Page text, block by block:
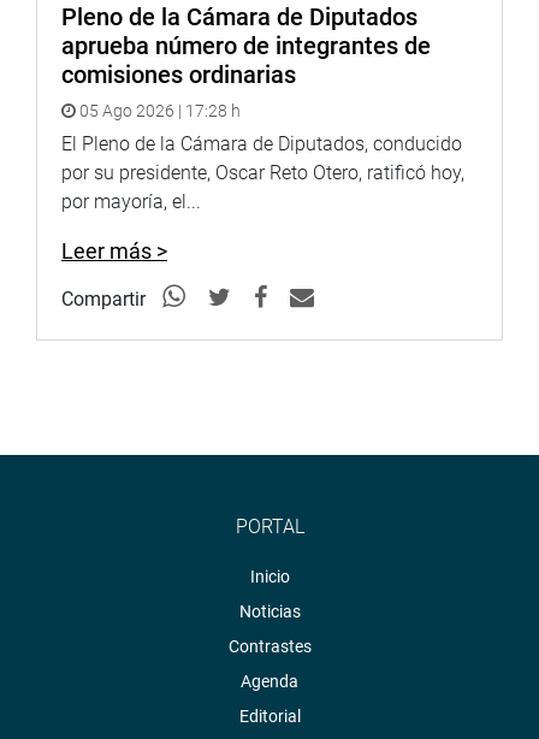
Pleno de la Cámara de Diputados
aprueba número de integrantes de
comisiones ordinarias
05 Ago 2026 | 17:28 h
El Pleno de la Cámara de Diputados, conducido
por su presidente, Oscar Reto Otero, ratificó hoy,
por mayoría, el...
Leer más >
Compartir
PORTAL
Inicio
Noticias
Contrastes
Agenda
Editorial